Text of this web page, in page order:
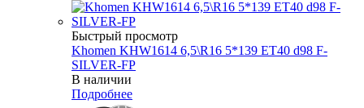
Быстрый просмотр
Khomen KHW1614 6,5\R16 5*139 ET40 d98 F-
SILVER-FP
В наличии
Подробнее